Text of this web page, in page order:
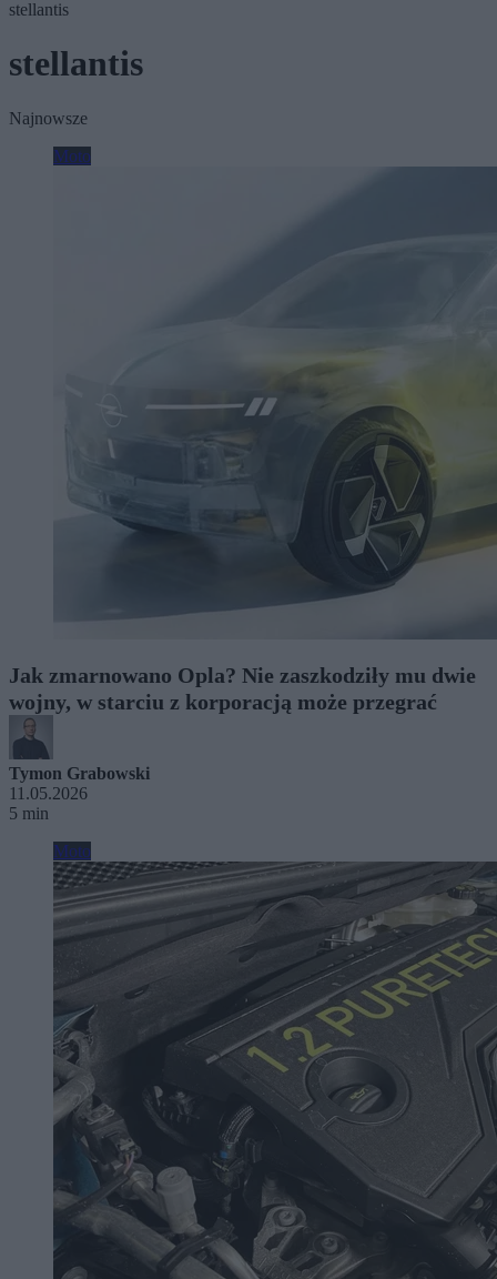
stellantis
stellantis
Najnowsze
Moto
Jak zmarnowano Opla? Nie zaszkodziły mu dwie
wojny, w starciu z korporacją może przegrać
Tymon Grabowski
11.05.2026
5 min
Moto